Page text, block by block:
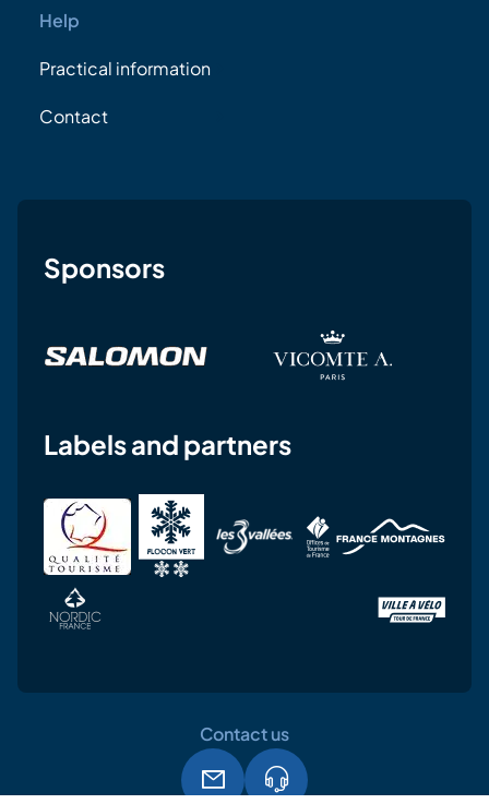
Help
Practical information
Contact
Sponsors
Labels and partners
Contact us